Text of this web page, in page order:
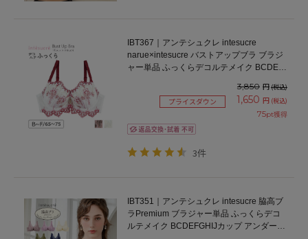
IBT367｜アンテシュクレ intesucre
narue×intesucre バストアップブラ ブラジ
ャー単品 ふっくらデコルテメイク BCDEF
3,850 円(税込)
プライスダウン 1,650 円 (税込)
75pt獲得
3件
IBT351｜アンテシュクレ intesucre 脇高ブ
ラPremium ブラジャー単品 ふっくらデコ
ルテメイク BCDEFGHIJカップ アンダー